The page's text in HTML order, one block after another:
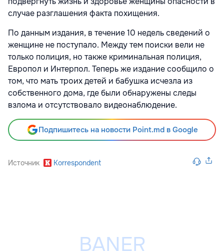
случае разглашения факта похищения.
По данным издания, в течение 10 недель сведений о
женщине не поступало. Между тем поиски вели не
только полиция, но также криминальная полиция,
Европол и Интерпол. Теперь же издание сообщило о
том, что мать троих детей и бабушка исчезла из
собственного дома, где были обнаружены следы
взлома и отсутствовало видеонаблюдение.
Подпишитесь на новости Point.md в Google
Источник Korrespondent